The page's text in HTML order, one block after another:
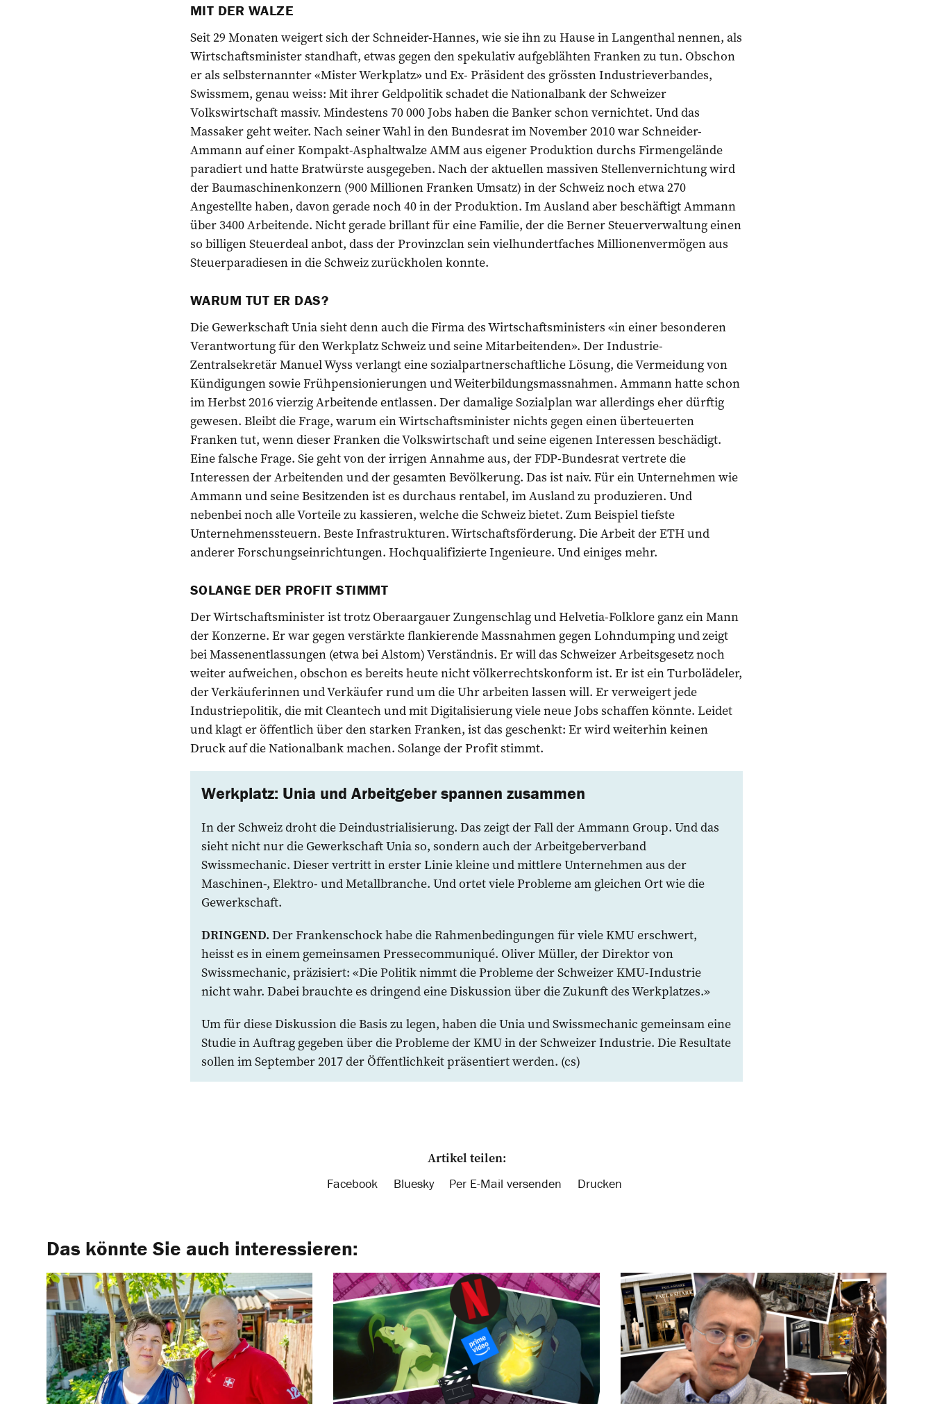
MIT DER WALZE
Seit 29 Monaten weigert sich der Schneider-Hannes, wie sie ihn zu Hause in Langenthal nennen, als
Wirtschaftsminister standhaft, etwas gegen den spekulativ aufgeblähten Franken zu tun. Obschon
er als selbsternannter «Mister Werkplatz» und Ex- Präsident des grössten Industrieverbandes,
Swissmem, genau weiss: Mit ihrer Geldpolitik schadet die Nationalbank der Schweizer
Volkswirtschaft massiv. Mindestens 70 000 Jobs haben die Banker schon vernichtet. Und das
Massaker geht weiter. Nach seiner Wahl in den Bundesrat im November 2010 war Schneider-
Ammann auf einer Kompakt-Asphaltwalze AMM aus eigener Produktion durchs Firmengelände
paradiert und hatte Bratwürste ausgegeben. Nach der aktuellen massiven Stellenvernichtung wird
der Baumaschinenkonzern (900 Millionen Franken Umsatz) in der Schweiz noch etwa 270
Angestellte haben, davon gerade noch 40 in der Produktion. Im Ausland aber beschäftigt Ammann
über 3400 Arbeitende. Nicht gerade brillant für eine Familie, der die Berner Steuerverwaltung einen
so billigen Steuerdeal anbot, dass der Provinzclan sein vielhundertfaches Millionenvermögen aus
Steuerparadiesen in die Schweiz zurückholen konnte.
WARUM TUT ER DAS?
Die Gewerkschaft Unia sieht denn auch die Firma des Wirtschaftsministers «in einer besonderen
Verantwortung für den Werkplatz Schweiz und seine Mitarbeitenden». Der Industrie-
Zentralsekretär Manuel Wyss verlangt eine sozialpartnerschaftliche Lösung, die Vermeidung von
Kündigungen sowie Frühpensionierungen und Weiterbildungsmassnahmen. Ammann hatte schon
im Herbst 2016 vierzig Arbeitende entlassen. Der damalige Sozialplan war allerdings eher dürftig
gewesen. Bleibt die Frage, warum ein Wirtschaftsminister nichts gegen einen überteuerten
Franken tut, wenn dieser Franken die Volkswirtschaft und seine eigenen Interessen beschädigt.
Eine falsche Frage. Sie geht von der irrigen Annahme aus, der FDP-Bundesrat vertrete die
Interessen der Arbeitenden und der gesamten Bevölkerung. Das ist naiv. Für ein Unternehmen wie
Ammann und seine Besitzenden ist es durchaus rentabel, im Ausland zu produzieren. Und
nebenbei noch alle Vorteile zu kassieren, welche die Schweiz bietet. Zum Beispiel tiefste
Unternehmenssteuern. Beste Infrastrukturen. Wirtschaftsförderung. Die Arbeit der ETH und
anderer Forschungseinrichtungen. Hochqualifizierte Ingenieure. Und einiges mehr.
SOLANGE DER PROFIT STIMMT
Der Wirtschaftsminister ist trotz Oberaargauer Zungenschlag und Helvetia-Folklore ganz ein Mann
der Konzerne. Er war gegen verstärkte flankierende Massnahmen gegen Lohndumping und zeigt
bei Massenentlassungen (etwa bei Alstom) Verständnis. Er will das Schweizer Arbeitsgesetz noch
weiter aufweichen, obschon es bereits heute nicht völkerrechtskonform ist. Er ist ein Turbolädeler,
der Verkäuferinnen und Verkäufer rund um die Uhr arbeiten lassen will. Er verweigert jede
Industriepolitik, die mit Cleantech und mit Digitalisierung viele neue Jobs schaffen könnte. Leidet
und klagt er öffentlich über den starken Franken, ist das geschenkt: Er wird weiterhin keinen
Druck auf die Nationalbank machen. Solange der Profit stimmt.
Werkplatz: Unia und Arbeitgeber spannen zusammen
In der Schweiz droht die Deindustrialisierung. Das zeigt der Fall der Ammann Group. Und das
sieht nicht nur die Gewerkschaft Unia so, sondern auch der Arbeitgeberverband
Swissmechanic. Dieser vertritt in erster Linie kleine und mittlere Unternehmen aus der
Maschinen-, Elektro- und Metallbranche. Und ortet viele Probleme am gleichen Ort wie die
Gewerkschaft.
DRINGEND. Der Frankenschock habe die Rahmenbedingungen für viele KMU erschwert,
heisst es in einem gemeinsamen Pressecommuniqué. Oliver Müller, der Direktor von
Swissmechanic, präzisiert: «Die Politik nimmt die Probleme der Schweizer KMU-Industrie
nicht wahr. Dabei brauchte es dringend eine ­Diskussion über die Zukunft des Werkplatzes.»
Um für diese Diskussion die Basis zu legen, haben die Unia und Swissmechanic gemeinsam eine
Studie in Auftrag gegeben über die Probleme der KMU in der Schweizer Industrie. Die Resultate
­sollen im September 2017 der Öffentlichkeit ­präsentiert werden. (cs)
Artikel teilen:
Facebook Bluesky Per E-Mail versenden Drucken
Das könnte Sie auch interessieren: